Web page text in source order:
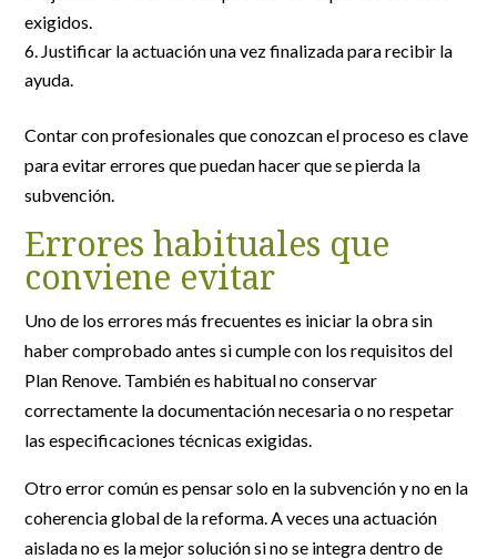
exigidos.
Justificar la actuación una vez finalizada para recibir la
ayuda.
Contar con profesionales que conozcan el proceso es clave
para evitar errores que puedan hacer que se pierda la
subvención.
Errores habituales que
conviene evitar
Uno de los errores más frecuentes es iniciar la obra sin
haber comprobado antes si cumple con los requisitos del
Plan Renove. También es habitual no conservar
correctamente la documentación necesaria o no respetar
las especificaciones técnicas exigidas.
Otro error común es pensar solo en la subvención y no en la
coherencia global de la reforma. A veces una actuación
aislada no es la mejor solución si no se integra dentro de